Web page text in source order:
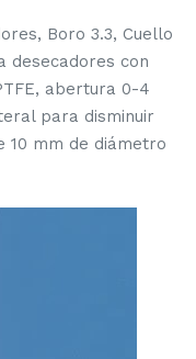
Boro 3.3, Cuello
desecadores con
abertura 0-4
para disminuir
10 mm de diámetro